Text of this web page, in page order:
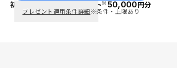
初回面談で ポイント※50,000円分
プレゼント適用条件詳細※条件・上限あり